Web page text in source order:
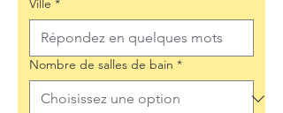
Ville *
Nombre de salles de bain *